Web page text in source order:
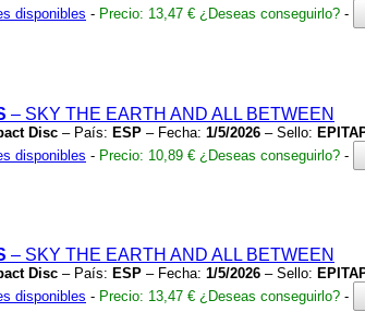
disponibles - Precio: 13,47 € ¿Deseas conseguirlo? -
– SKY THE EARTH AND ALL BETWEEN
Disc – País: ESP – Fecha: 1/5/2026 – Sello:
disponibles - Precio: 10,89 € ¿Deseas conseguirlo? -
– SKY THE EARTH AND ALL BETWEEN
Disc – País: ESP – Fecha: 1/5/2026 – Sello:
disponibles - Precio: 13,47 € ¿Deseas conseguirlo? -